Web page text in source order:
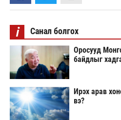
i Санал болгох
Оросууд
байдлыг
Ирэх арав
вэ?